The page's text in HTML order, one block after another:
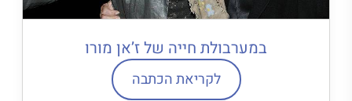
במערבולת חייה של ז’אן מורו
לקריאת הכתבה